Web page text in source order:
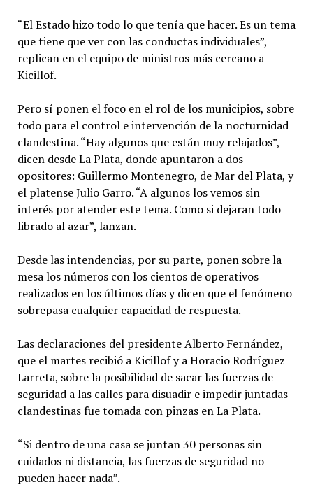
“El Estado hizo todo lo que tenía que hacer. Es un tema
que tiene que ver con las conductas individuales”,
replican en el equipo de ministros más cercano a
Kicillof.
Pero sí ponen el foco en el rol de los municipios, sobre
todo para el control e intervención de la nocturnidad
clandestina. “Hay algunos que están muy relajados”,
dicen desde La Plata, donde apuntaron a dos
opositores: Guillermo Montenegro, de Mar del Plata, y
el platense Julio Garro. “A algunos los vemos sin
interés por atender este tema. Como si dejaran todo
librado al azar”, lanzan.
Desde las intendencias, por su parte, ponen sobre la
mesa los números con los cientos de operativos
realizados en los últimos días y dicen que el fenómeno
sobrepasa cualquier capacidad de respuesta.
Las declaraciones del presidente Alberto Fernández,
que el martes recibió a Kicillof y a Horacio Rodríguez
Larreta, sobre la posibilidad de sacar las fuerzas de
seguridad a las calles para disuadir e impedir juntadas
clandestinas fue tomada con pinzas en La Plata.
“Si dentro de una casa se juntan 30 personas sin
cuidados ni distancia, las fuerzas de seguridad no
pueden hacer nada”.